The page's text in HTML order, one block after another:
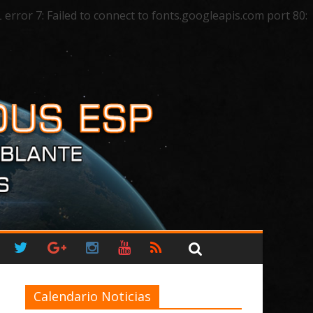
7: Failed to connect to fonts.googleapis.com port 80:
Calendario Noticias